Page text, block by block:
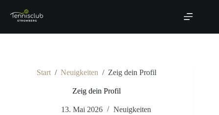
Inhalt
springen
Start / Neuigkeiten / Zeig dein Profil
Zeig dein Profil
13. Mai 2026 Neuigkeiten